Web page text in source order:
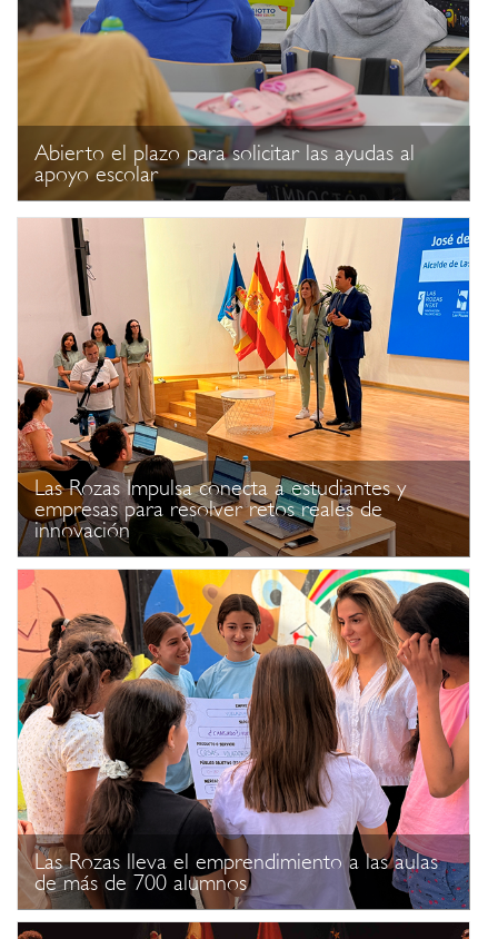
Abierto el plazo para solicitar las ayudas al
apoyo escolar
Las Rozas Impulsa conecta a estudiantes y
empresas para resolver retos reales de
innovación
Las Rozas lleva el emprendimiento a las aulas
de más de 700 alumnos